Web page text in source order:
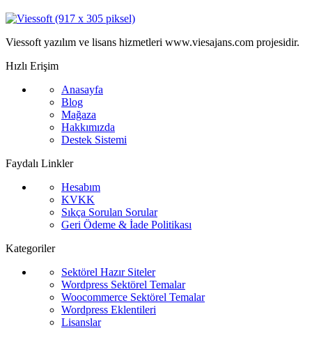
Viessoft yazılım ve lisans hizmetleri www.viesajans.com projesidir.
Hızlı Erişim
Anasayfa
Blog
Mağaza
Hakkımızda
Destek Sistemi
Faydalı Linkler
Hesabım
KVKK
Sıkça Sorulan Sorular
Geri Ödeme & İade Politikası
Kategoriler
Sektörel Hazır Siteler
Wordpress Sektörel Temalar
Woocommerce Sektörel Temalar
Wordpress Eklentileri
Lisanslar